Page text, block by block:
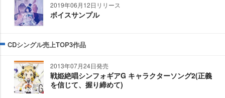
2019年06月12日リリース
ボイスサンプル
CDシングル売上TOP3作品
2013年07月24日発売
戦姫絶唱シンフォギアG キャラクターソング2(正義
を信じて、握り締めて)